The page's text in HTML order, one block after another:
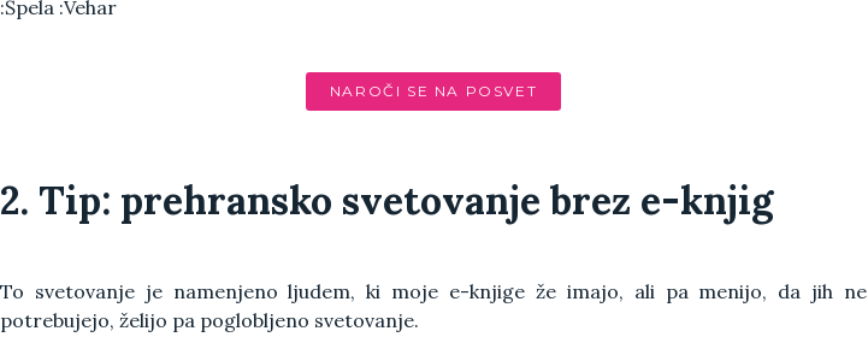
:Špela :Vehar
NAROČI SE NA POSVET
2. Tip: prehransko svetovanje brez e-knjig
To svetovanje je namenjeno ljudem, ki moje e-knjige že imajo, ali pa menijo, da jih ne
potrebujejo, želijo pa poglobljeno svetovanje.